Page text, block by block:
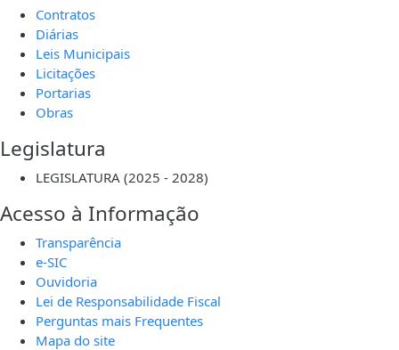
Contratos
Diárias
Leis Municipais
Licitações
Portarias
Obras
Legislatura
LEGISLATURA (2025 - 2028)
Acesso à Informação
Transparência
e-SIC
Ouvidoria
Lei de Responsabilidade Fiscal
Perguntas mais Frequentes
Mapa do site